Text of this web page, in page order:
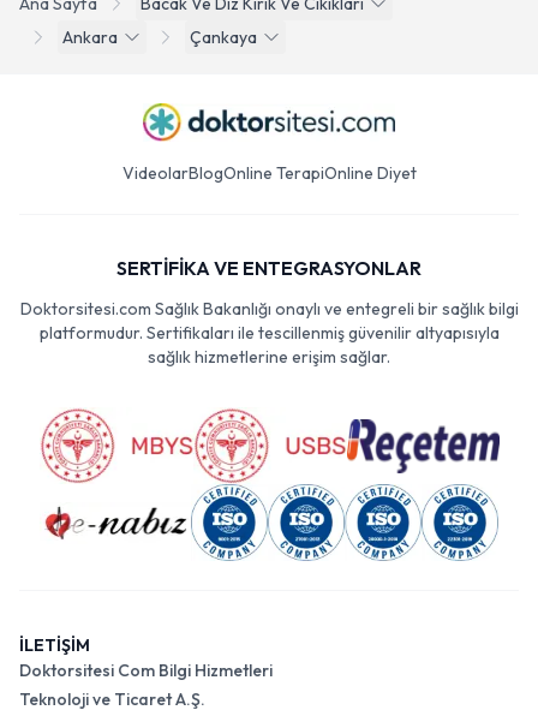
Ankara
Çankaya
VideolarBlogOnline TerapiOnline Diyet
SERTİFİKA VE ENTEGRASYONLAR
Doktorsitesi.com Sağlık Bakanlığı onaylı ve entegreli bir sağlık bilgi
platformudur. Sertifikaları ile tescillenmiş güvenilir altyapısıyla
sağlık hizmetlerine erişim sağlar.
İLETİŞİM
Doktorsitesi Com Bilgi Hizmetleri
Teknoloji ve Ticaret A.Ş.